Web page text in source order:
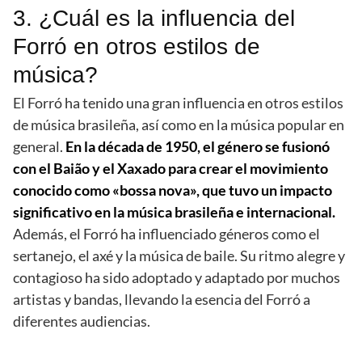
3. ¿Cuál es la influencia del
Forró en otros estilos de
música?
El Forró ha tenido una gran influencia en otros estilos
de música brasileña, así como en la música popular en
general. En la década de 1950, el género se fusionó
con el Baião y el Xaxado para crear el movimiento
conocido como «bossa nova», que tuvo un impacto
significativo en la música brasileña e internacional.
Además, el Forró ha influenciado géneros como el
sertanejo, el axé y la música de baile. Su ritmo alegre y
contagioso ha sido adoptado y adaptado por muchos
artistas y bandas, llevando la esencia del Forró a
diferentes audiencias.